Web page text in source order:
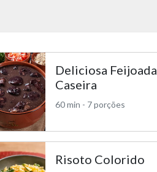
Deliciosa Feijoada
Caseira
60 min - 7 porções
Risoto Colorido